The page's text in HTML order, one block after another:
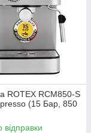
ROTEX RCM850-S
(15 Бар, 850
відправки